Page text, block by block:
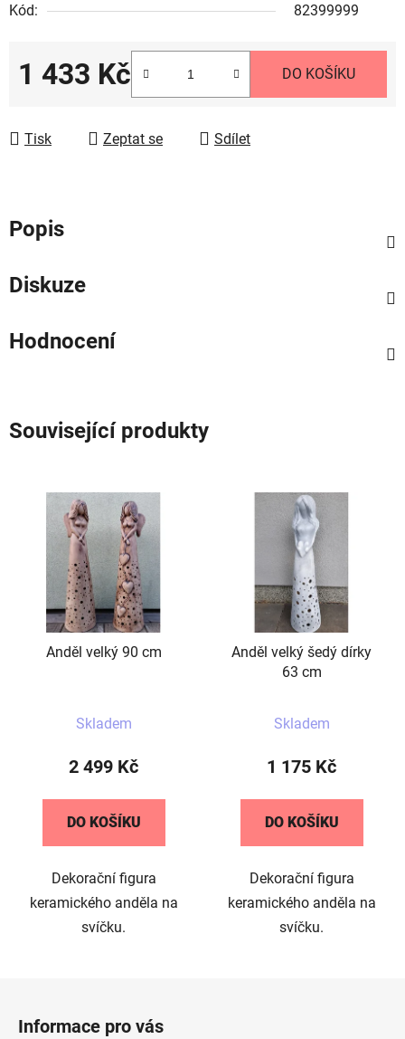
Kód:
82399999
1 433 Kč DO KOŠÍKU
Tisk Zeptat se Sdílet
Popis
Diskuze
Hodnocení
Související produkty
Anděl velký 90 cm
hodnocení
produktu
z
hvězdiček.
Skladem
2 499 Kč
DO KOŠÍKU
Dekorační figura
keramického anděla na
svíčku.
Anděl velký šedý dírky
63 cm
Skladem
1 175 Kč
DO KOŠÍKU
Dekorační figura
keramického anděla na
svíčku.
Informace pro vás